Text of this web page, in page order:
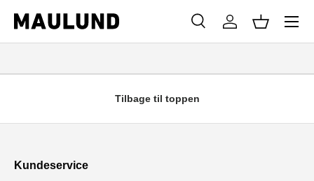
SPRING TIL INDHOLD
Søg
Søg Log indKurv
Menu
Tilbage til toppen
Kundeservice